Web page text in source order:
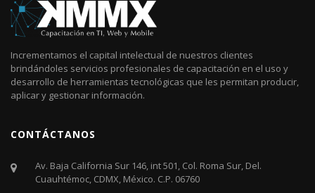
Incrementamos el capital intelectual de nuestros clientes
brindándoles servicios profesionales de capacitación en el uso y
desarrollo de herramientas tecnológicas que les permitan producir,
aplicar y gestionar información.
CONTÁCTANOS
Av. Baja California Sur 146, int 501, Col. Roma Sur, Del.
Cuauhtémoc, CDMX, México. C.P. 06760​